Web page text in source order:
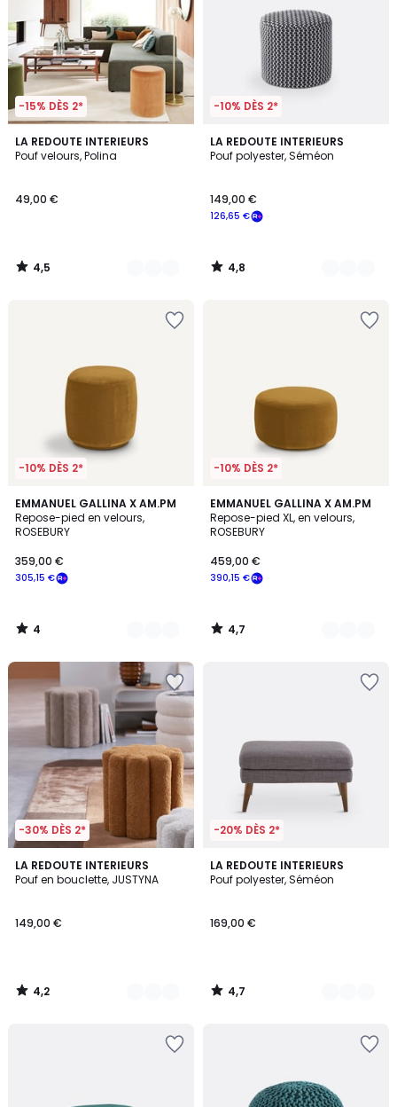
-15% DÈS 2*
LA REDOUTE INTERIEURS
Pouf velours, Polina
49,00 €
4,5
/ 5
3
Couleurs
4,5
/
-10% DÈS 2*
LA REDOUTE INTERIEURS
Pouf polyester, Séméon
126,65 €
149,00 €
4,8
/ 5
3
Couleurs
4,8
/
-10% DÈS 2*
EMMANUEL GALLINA X AM.PM
Repose-pied en velours,
ROSEBURY
305,15 €
359,00 €
4
/
5
9
Couleurs
4
/
-10% DÈS 2*
EMMANUEL GALLINA X AM.PM
Repose-pied XL, en velours,
ROSEBURY
390,15 €
459,00 €
4,7
/ 5
9
Couleurs
4,7
/
-30% DÈS 2*
LA REDOUTE INTERIEURS
Pouf en bouclette, JUSTYNA
149,00 €
4,2
/ 5
2
Couleurs
4,2
/
-20% DÈS 2*
LA REDOUTE INTERIEURS
Pouf polyester, Séméon
169,00 €
4,7
/ 5
5
Couleurs
4,7
/